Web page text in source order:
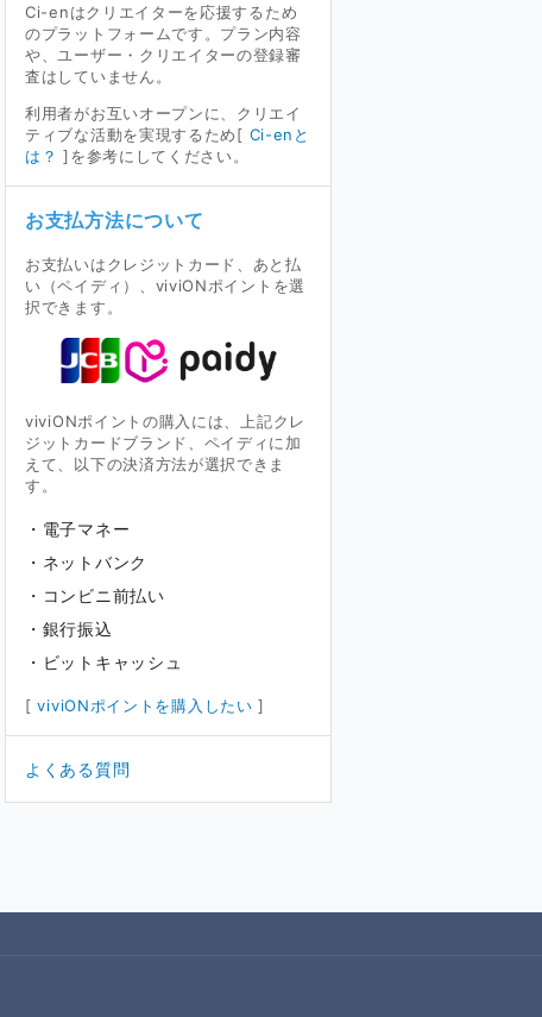
Ci-enはクリエイターを応援するため
のプラットフォームです。プラン内容
や、ユーザー・クリエイターの登録審
査はしていません。
利用者がお互いオープンに、クリエイ
ティブな活動を実現するため[ Ci-enと
は？ ]を参考にしてください。
お支払方法について
お支払いはクレジットカード、あと払
い（ペイディ）、viviONポイントを選
択できます。
viviONポイントの購入には、上記クレ
ジットカードブランド、ペイディに加
えて、以下の決済方法が選択できま
す。
電子マネー
ネットバンク
コンビニ前払い
銀行振込
ビットキャッシュ
[viviONポイントを購入したい ]
よくある質問